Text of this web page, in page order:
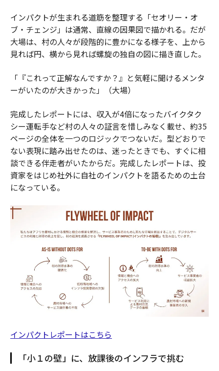
インパクトが生まれる道筋を整理する「セオリー・オ
ブ・チェンジ」は通常、直線の因果図で描かれる。だが
大場は、村の人々が段階的に豊かになる様子を、上から
見れば円、横から見れば螺旋の独自の図に描き直した。
「『これって正解なんですか？』と気軽に聞けるメンタ
ーがいたのが大きかった」（大場）
完成したレポートには、収入が4倍になったバイクタク
シー運転手など村の人々の証言を惜しみなく載せ、約35
ページの全体を一つのロジックでつないだ。型どおりで
ない表現に踏み出せたのは、迷ったときでも、すぐに相
談できる伴走者がいたからだ。完成したレポートは、投
資家をはじめ社外に自社のインパクトを語るための土台
になっている。
インパクトレポートはこちら
「小１の壁」に、放課後のインフラで挑む